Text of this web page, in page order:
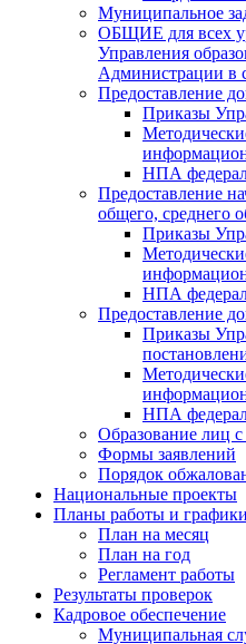
Муниципальное
ОБЩИЕ для всех
Управления
Администрации в
Предоставление
Приказы
НПА
Предоставление
общего, среднего
Приказы
НПА
Предоставление
Приказы
НПА
Образование лиц
Формы заявлений
Порядок
Национальные проекты
Планы работы и графики
План на месяц
План на год
Регламент работы
Результаты проверок
Кадровое обеспечение
Муниципальная